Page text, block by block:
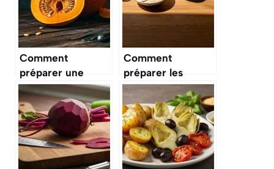
Comment
préparer une
courge : astuces
et recettes faciles
Comment
préparer les
flocons d’avoine :
astuces et
recettes faciles